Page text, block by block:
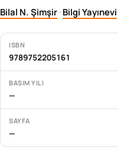
Bilal N. Şimşir·Bilgi Yayınevi
ISBN
9789752205161
BASIM YILI
—
SAYFA
—